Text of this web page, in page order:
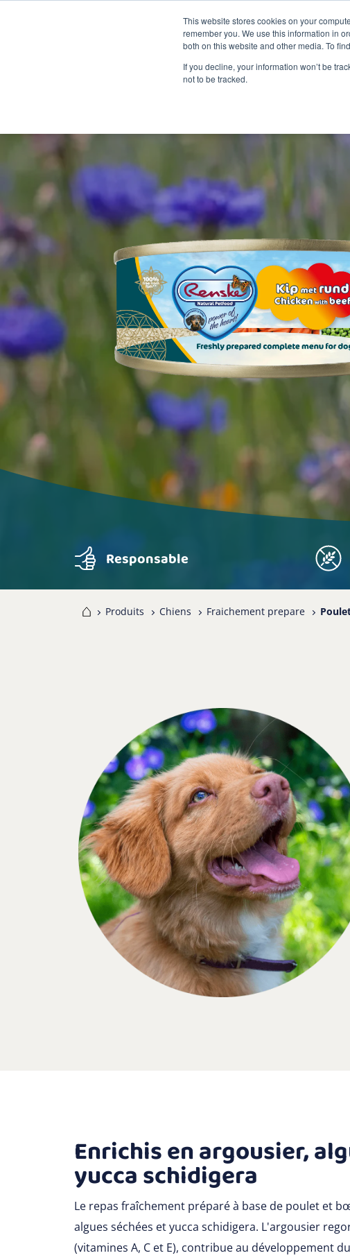
This website stores cookies on your
remember you. We use this information in
both on this website and other media. To
If you decline, your information won’t be
not to be tracked.
Responsable
Produits Chiens Fraichement prepare
Enrichis en argousier,
yucca schidigera
Le repas fraîchement préparé à base de poulet et
algues séchées et yucca schidigera. L'argousier
(vitamines A, C et E), contribue au développement